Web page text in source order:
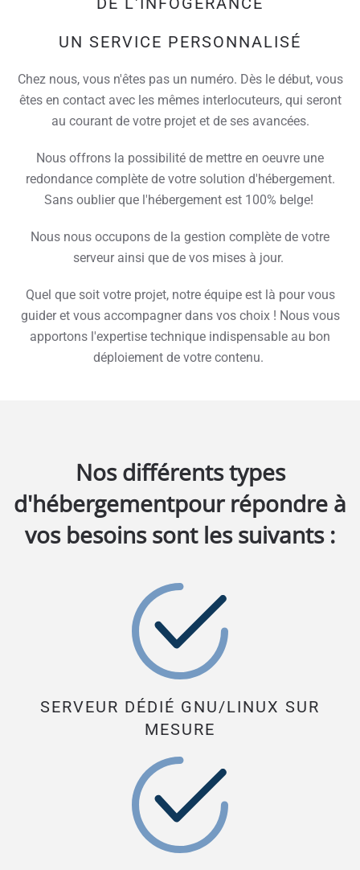
UN SERVICE PERSONNALISÉ
Chez nous, vous n'êtes pas un numéro. Dès le début, vous
êtes en contact avec les mêmes interlocuteurs, qui seront
au courant de votre projet et de ses avancées.
Nous offrons la possibilité de mettre en oeuvre une
redondance complète de votre solution d'hébergement.
Sans oublier que l'hébergement est 100% belge!
Nous nous occupons de la gestion complète de votre
serveur ainsi que de vos mises à jour.
Quel que soit votre projet, notre équipe est là pour vous
guider et vous accompagner dans vos choix ! Nous vous
apportons l'expertise technique indispensable au bon
déploiement de votre contenu.
Nos différents types
d'hébergementpour répondre à
vos besoins sont les suivants :
SERVEUR DÉDIÉ GNU/LINUX SUR
MESURE